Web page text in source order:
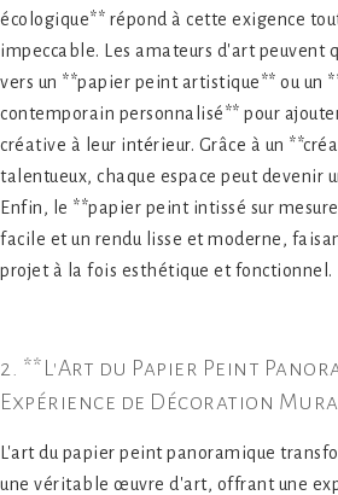
écologique** répond à cette exigence
impeccable. Les amateurs d'art peuvent
vers un **papier peint artistique** ou un
contemporain personnalisé** pour
créative à leur intérieur. Grâce à un
talentueux, chaque espace peut devenir
Enfin, le **papier peint intissé sur
facile et un rendu lisse et moderne,
projet à la fois esthétique et fonctionnel.
2. **L'Art du Papier Peint
Expérience de Décoration
L'art du papier peint panoramique
une véritable œuvre d'art, offrant une